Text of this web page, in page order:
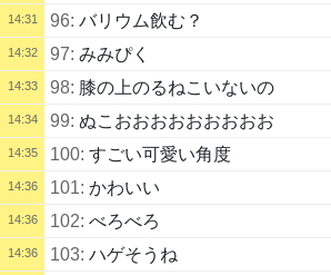
14:31 96: バリウム飲む？
14:32 97: みみぴく
14:33 98: 膝の上のるねこいないの
14:34 99: ぬこおおおおおおおおお
14:35 100: すごい可愛い角度
14:36 101: かわいい
14:36 102: べろべろ
14:36 103: ハゲそうね